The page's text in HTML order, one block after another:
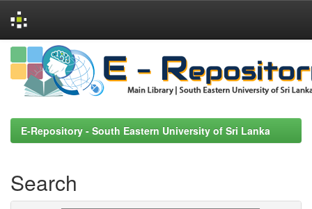
Skip
navigation
E-Repository - South Eastern University of Sri Lanka
Search